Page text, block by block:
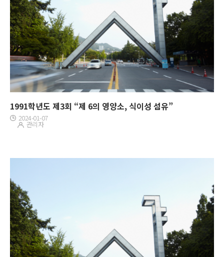
1991학년도 제3회 “제 6의 영양소, 식이성 섬유”
2024-01-07
관리자